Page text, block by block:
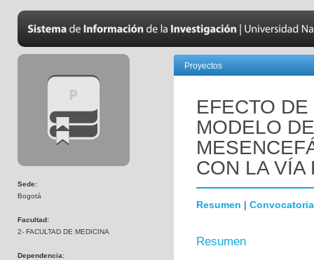
Sede:
Bogotá
Facultad:
2- FACULTAD DE MEDICINA
Dependencia:
Proyectos
EFECTO
MODELO
CON LA VÍA
Resumen | Convocatoria
Resumen